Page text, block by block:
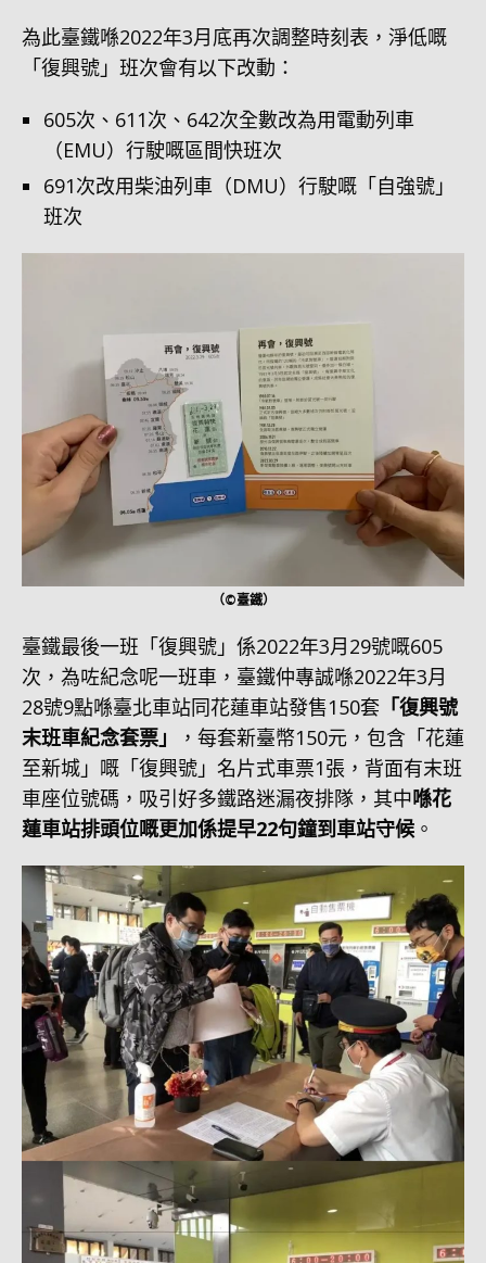
為此臺鐵喺2022年3月底再次調整時刻表，淨低嘅
「復興號」班次會有以下改動：
605次、611次、642次全數改為用電動列車
（EMU）行駛嘅區間快班次
691次改用柴油列車（DMU）行駛嘅「自強號」
班次
（©臺鐵）
臺鐵最後一班「復興號」係2022年3月29號嘅605
次，為咗紀念呢一班車，臺鐵仲專誠喺2022年3月
28號9點喺臺北車站同花蓮車站發售150套 「復興號
末班車紀念套票」
，每套新臺幣150元，包含「花蓮
至新城」嘅「復興號」名片式車票1張，背面有末班
車座位號碼，吸引好多鐵路迷漏夜排隊，其中喺花
蓮車站排頭位嘅更加係提早22句鐘到車站守候 。